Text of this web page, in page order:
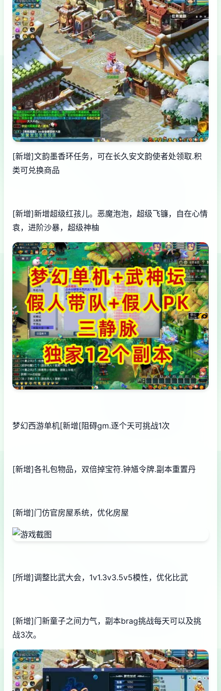
[新增]文韵墨香环任务，可在长久安文韵使者处领取.积
类可兑换商品
[新增]新增超级红孩儿。恶魔泡泡，超级飞镰，自在心情
袁，进阶沙暴，超级神柚
梦幻西游单机[新增[阻碍gm.逐个天可挑战1次
[新增]各礼包物品，双倍掉宝符.钟馗令牌.副本重置丹
[新增]门仿官房屋系统，优化房屋
[所增]调整比武大会，1v1.3v3.5v5模性，优化比武
[新增]门新童子之间力气，副本brag挑战每天可以及挑
战3次。